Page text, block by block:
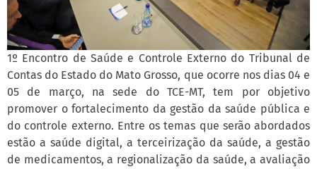
1º Encontro de Saúde e Controle Externo do Tribunal de
Contas do Estado do Mato Grosso, que ocorre nos dias 04 e
05 de março, na sede do TCE-MT, tem por objetivo
promover o fortalecimento da gestão da saúde pública e
do controle externo. Entre os temas que serão abordados
estão a saúde digital, a terceirização da saúde, a gestão
de medicamentos, a regionalização da saúde, a avaliação